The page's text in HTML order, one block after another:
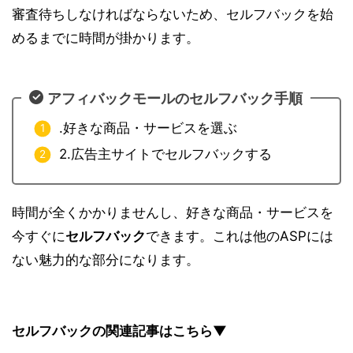
審査待ちしなければならないため、セルフバックを始
めるまでに時間が掛かります。
アフィバックモールのセルフバック手順
.好きな商品・サービスを選ぶ
2.広告主サイトでセルフバックする
時間が全くかかりませんし、好きな商品・サービスを
今すぐにセルフバックできます。これは他のASPには
ない魅力的な部分になります。
セルフバックの関連記事はこちら▼